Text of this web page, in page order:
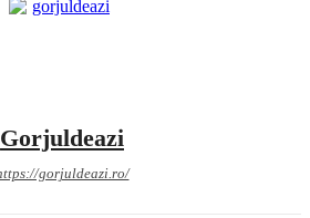
Gorjuldeazi
gorjuldeazi.ro/